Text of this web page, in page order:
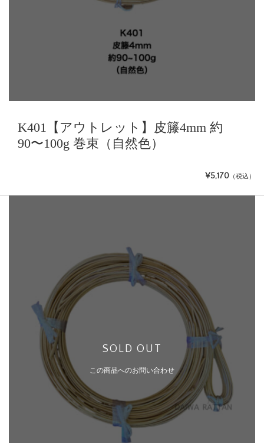
K401【アウトレット】皮籐4mm 約
90〜100g 巻束（自然色）
¥5,170 （税込）
SOLD OUT
この商品へのお問い合わせ